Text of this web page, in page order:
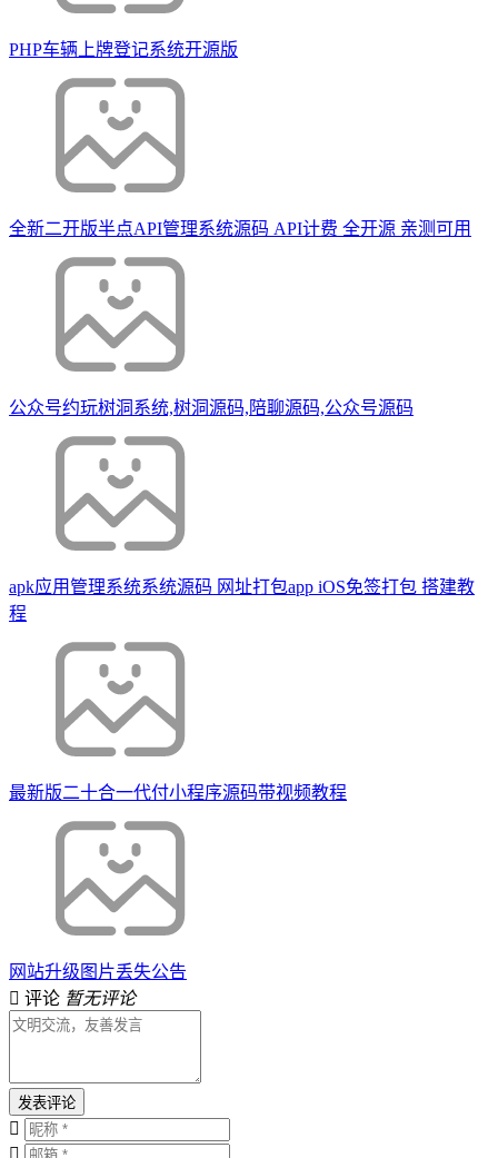
PHP车辆上牌登记系统开源版
全新二开版半点API管理系统源码 API计费 全开源 亲测可用
公众号约玩树洞系统,树洞源码,陪聊源码,公众号源码
apk应用管理系统系统源码 网址打包app iOS免签打包 搭建教
程
最新版二十合一代付小程序源码带视频教程
网站升级图片丢失公告
评论 暂无评论
发表评论